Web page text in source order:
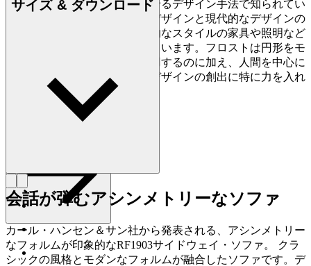
まざまな伝統工芸を組み合わせるデザイン手法で知られてい
ます。その姿勢は、伝統的なデザインと現代的なデザインの
原理と素材が収斂した、有機的なスタイルの家具や照明など
の作品にはっきりと投影されています。フロストは円形をモ
チーフとする独特の表現を多用するのに加え、人間を中心に
据えた、機能的で色褪せないデザインの創出に特に力を入れ
ています。
詳しく見る Rikke Frost
サイズ & ダウンロード
会話が弾むアシンメトリーなソファ
カール・ハンセン＆サン社から発表される、アシンメトリー
なフォルムが印象的なRF1903サイドウェイ・ソファ。 クラ
シックの風格とモダンなフォルムが融合したソファです。デ